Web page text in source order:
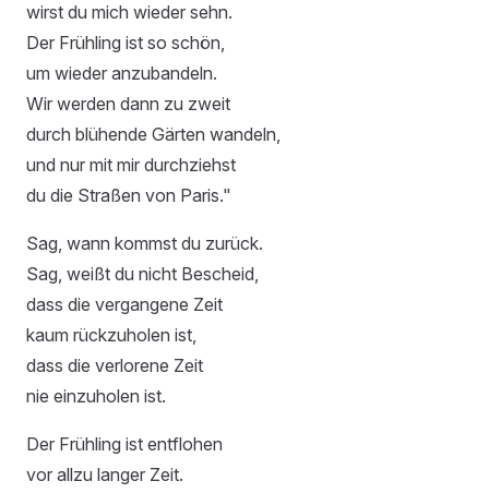
wirst du mich wieder sehn.
Der Frühling ist so schön,
um wieder anzubandeln.
Wir werden dann zu zweit
durch blühende Gärten wandeln,
und nur mit mir durchziehst
du die Straßen von Paris."
Sag, wann kommst du zurück.
Sag, weißt du nicht Bescheid,
dass die vergangene Zeit
kaum rückzuholen ist,
dass die verlorene Zeit
nie einzuholen ist.
Der Frühling ist entflohen
vor allzu langer Zeit.